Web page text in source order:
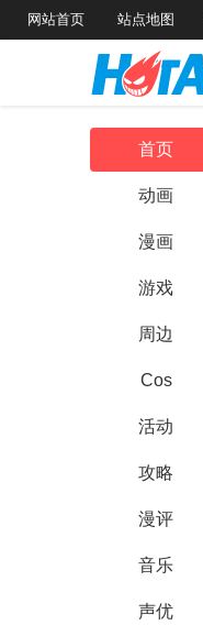
网站首页 站点地图
首页
动画
漫画
游戏
周边
Cos
活动
攻略
漫评
音乐
声优